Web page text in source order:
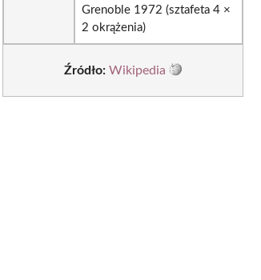
Grenoble 1972 (sztafeta 4 ×
2 okrążenia)
Źródło: Wikipedia